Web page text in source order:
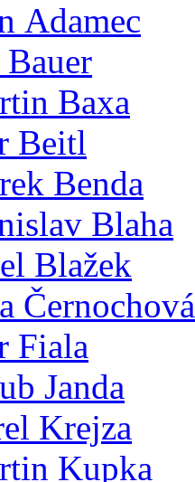
Adamec
Bauer
Baxa
Beitl
Benda
Blaha
Blažek
Černochová
Fiala
Janda
Krejza
Kupka